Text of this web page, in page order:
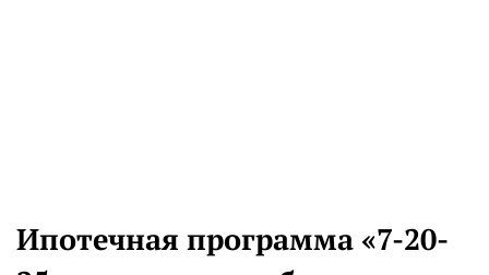
Ипотечная программа «7-20-